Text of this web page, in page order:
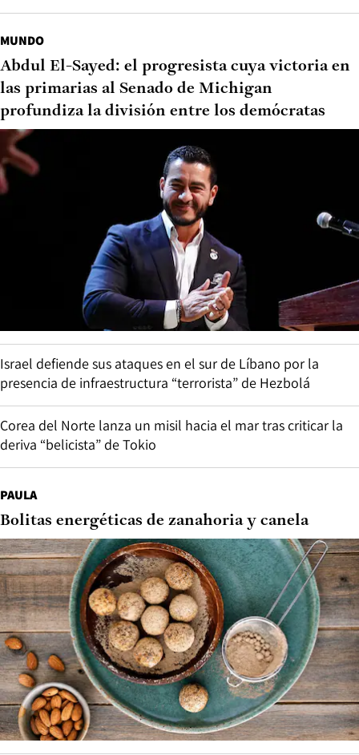
MUNDO
Abdul El-Sayed: el progresista cuya victoria en
las primarias al Senado de Michigan
profundiza la división entre los demócratas
Israel defiende sus ataques en el sur de Líbano por la
presencia de infraestructura “terrorista” de Hezbolá
Corea del Norte lanza un misil hacia el mar tras criticar la
deriva “belicista” de Tokio
PAULA
Bolitas energéticas de zanahoria y canela